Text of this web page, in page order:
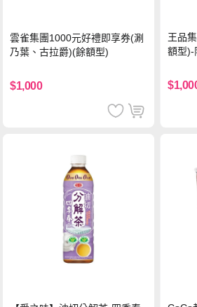
雲雀集團1000元好禮即享券(涮
乃葉、古拉爵)(餘額型)
$1,000
王品
額型)-